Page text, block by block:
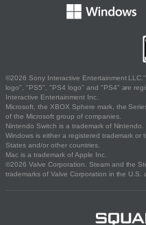
©2026 Sony Interactive Entertainment
logo", "PS5", "PS4 logo" and "PS4" are
Interactive Entertainment Inc.
Microsoft, the XBOX Sphere mark, the
of the Microsoft group of companies.
Nintendo Switch is a trademark of Nintendo.
Windows is either a registered trademark or
States and/or other countries.
Mac is a trademark of Apple Inc.
©2026 Valve Corporation. Steam and the
trademarks of Valve Corporation in the U.S.